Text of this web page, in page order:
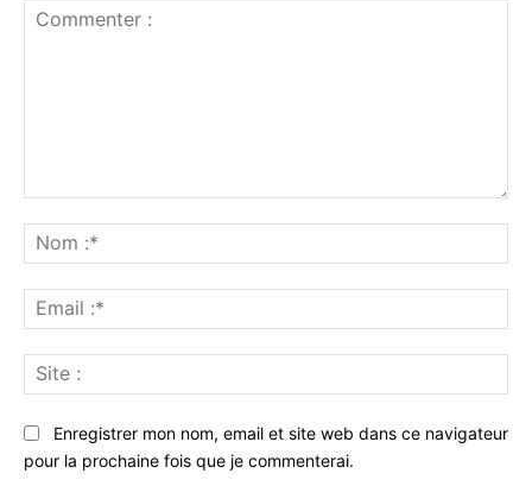
:*
:*
:
Enregistrer mon nom, email et site web dans ce navigateur
pour la prochaine fois que je commenterai.